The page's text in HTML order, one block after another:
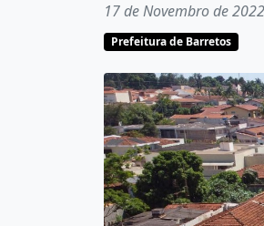
17 de Novembro de
Prefeitura de Barretos